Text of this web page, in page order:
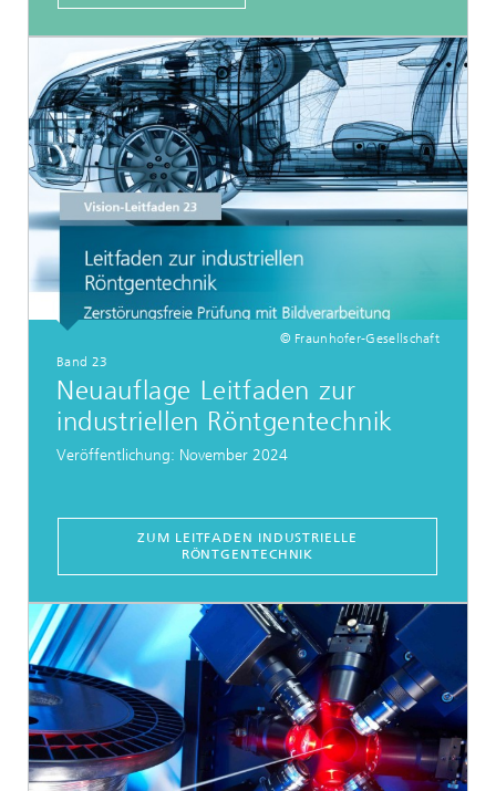
© Fraunhofer-Gesellschaft
Band 23
Neuauflage Leitfaden zur
industriellen Röntgentechnik
Veröffentlichung: November 2024
ZUM LEITFADEN INDUSTRIELLE
RÖNTGENTECHNIK